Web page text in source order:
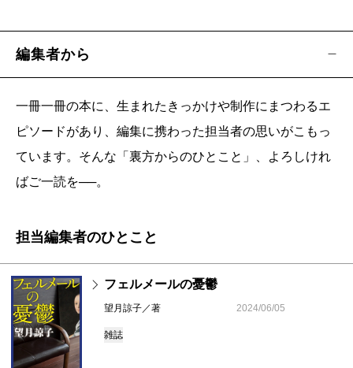
編集者から
一冊一冊の本に、生まれたきっかけや制作にまつわるエ
ピソードがあり、編集に携わった担当者の思いがこもっ
ています。そんな「裏方からのひとこと」、よろしけれ
ばご一読を──。
担当編集者のひとこと
フェルメールの憂鬱
望月諒子／著 2024/06/05
雑誌